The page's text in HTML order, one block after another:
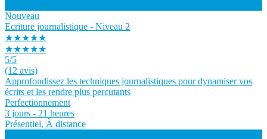
Nouveau
Ecriture journalistique - Niveau 2
★★★★★
★★★★★
5/5
(12 avis)
Approfondissez les techniques journalistiques pour dynamiser vos
écrits et les rendre plus percutants
Perfectionnement
3 jours - 21 heures
Présentiel, À distance